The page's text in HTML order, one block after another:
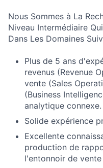
Nous Sommes à La
Niveau Intermédiaire
Dans Les Domaines
Plus de 5 ans
revenus (Revenue
vente (Sales
(Business
analytique connexe.
Solide expérience
Excellente
production de
l'entonnoir de